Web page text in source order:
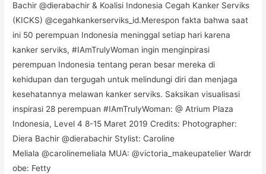
Bachir @dierabachir & Koalisi Indonesia Cegah Kanker Serviks
(KICKS) @cegahkankerserviks_id.Merespon fakta bahwa saat
ini 50 perempuan Indonesia meninggal setiap hari karena
kanker serviks, #IAmTrulyWoman ingin menginpirasi
perempuan Indonesia tentang peran besar mereka di
kehidupan dan tergugah untuk melindungi diri dan menjaga
kesehatannya melawan kanker serviks. Saksikan visualisasi
inspirasi 28 perempuan #IAmTrulyWoman: @ Atrium Plaza
Indonesia, Level 4 8-15 Maret 2019 Credits: Photographer:
Diera Bachir @dierabachir Stylist: Caroline
Meliala @carolinemeliala MUA: @victoria_makeupatelier Wardr
obe: Fetty